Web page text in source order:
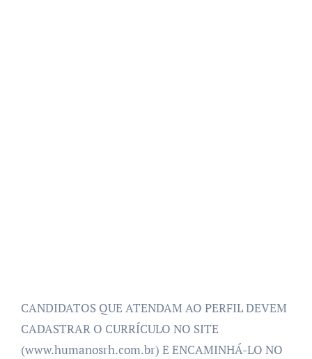
CANDIDATOS QUE ATENDAM AO PERFIL DEVEM
CADASTRAR O CURRÍCULO NO SITE
(www.humanosrh.com.br) E ENCAMINHÁ-LO NO